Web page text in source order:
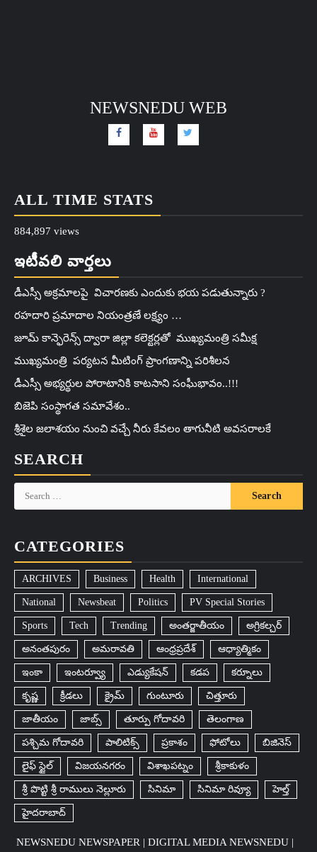
NEWSNEDU WEB
ALL TIME STATS
884,897 views
ఇటీవలి వార్తలు
డీఎస్సీ అక్రమాలపై విచారణకు ఎందుకు భయ పడుతున్నారు ?
రహదారి ప్రమాదాల నియంత్రణే లక్ష్యం …
జూమ్ కాన్ఫెరెన్స్ ద్వారా జిల్లా కలెక్టర్లతో ముఖ్యమంత్రి సమీక్ష
ముఖ్యమంత్రి పర్యటన మీటింగ్ ప్రాంగణాన్ని పరిశీలన
డీఎస్సీ అభ్యర్థుల పోరాటానికి కాటసాని సంఘీభావం..!!!
బిజెపి సంస్థాగత సమావేశం..
శ్రీశైల జలాశయం నుంచి వచ్చే నీరు కేవలం తాగునీటి అవసరాలకే
SEARCH
Search
for:
CATEGORIES
ARCHIVES Business Health International
National Newsbeat Politics PV Special Stories
Sports Tech Trending అంతర్జాతీయం అగ్రికల్చర్
అనంతపురం అమరావతి ఆంధ్రప్రదేశ్ ఆధ్యాత్మికం
ఇంకా ఇంటర్వ్యూ ఎడ్యుకేషన్ కడప కర్నూలు
కృష్ణ క్రీడలు క్రైమ్ గుంటూరు చిత్తూరు
జాతీయం జాబ్స్ తూర్పు గోదావరి తెలంగాణ
పశ్చిమ గోదావరి పాలిటిక్స్ ప్రకాశం ఫోటోలు బిజినెస్
లైఫ్ స్టైల్ విజయనగరం విశాఖపట్నం శ్రీకాకుళం
శ్రీ పొట్టి శ్రీ రాములు నెల్లూరు సినిమా సినిమా రివ్యూ హెల్త్
హైదరాబాద్​
NEWSNEDU NEWSPAPER | DIGITAL MEDIA NEWSNEDU |